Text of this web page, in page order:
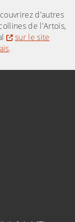
d'autres
de l'Artois,
sur le site
.